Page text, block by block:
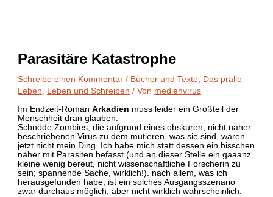
Parasitäre Katastrophe
Schreibe einen Kommentar / Bücher und Texte Das pralle
Leben
Leben und Schreiben / Von medienvirus
Im Endzeit-RomanArkadien muss leider ein Großteil der
Menschheit dran glauben.
Schnöde Zombies, die aufgrund eines obskuren, nicht näher
beschriebenen Virus zu dem mutieren, was sie sind, waren
jetzt nicht mein Ding. Ich habe mich statt dessen ein bisschen
näher mit Parasiten befasst (und an dieser Stelle ein gaaanz
kleine wenig bereut, nicht wissenschaftliche Forscherin zu
sein; spannende Sache, wirklich!). nach allem, was ich
herausgefunden habe, ist ein solches Ausgangsszenario
zwar durchaus möglich, aber nicht wirklich wahrscheinlich.